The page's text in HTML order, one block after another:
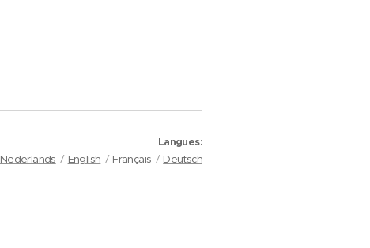
Langues
Nederlands
English Français Deutsch